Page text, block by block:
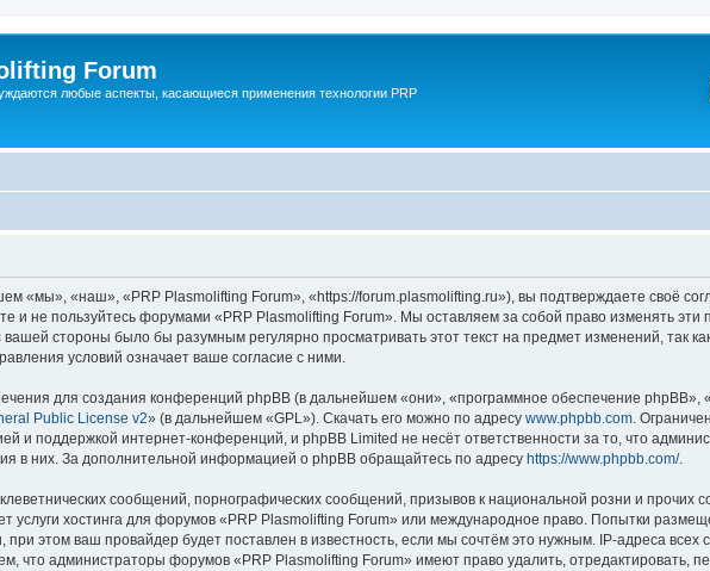
Forum
любые аспекты, касающиеся применения технологии PRP
«мы», «наш», «PRP Plasmolifting Forum», «https://forum.plasmolifting.ru»), вы подтверждаете своё
и не пользуйтесь форумами «PRP Plasmolifting Forum». Мы оставляем за собой право изменять эти
стороны было бы разумным регулярно просматривать этот текст на предмет изменений, так
условий означает ваше согласие с ними.
для создания конференций phpBB (в дальнейшем «они», «программное обеспечение phpBB»,
Public License v2» (в дальнейшем «GPL»). Скачать его можно по адресу www.phpbb.com.
и поддержкой интернет-конференций, и phpBB Limited не несёт ответственности за то, что
в них. За дополнительной информацией о phpBB обращайтесь по адресу https://www.phpbb.com/.
сообщений, порнографических сообщений, призывов к национальной розни и прочих
услуги хостинга для форумов «PRP Plasmolifting Forum» или международное право. Попытки
этом ваш провайдер будет поставлен в известность, если мы сочтём это нужным. IP-адреса всех
что администраторы форумов «PRP Plasmolifting Forum» имеют право удалить, отредактировать,